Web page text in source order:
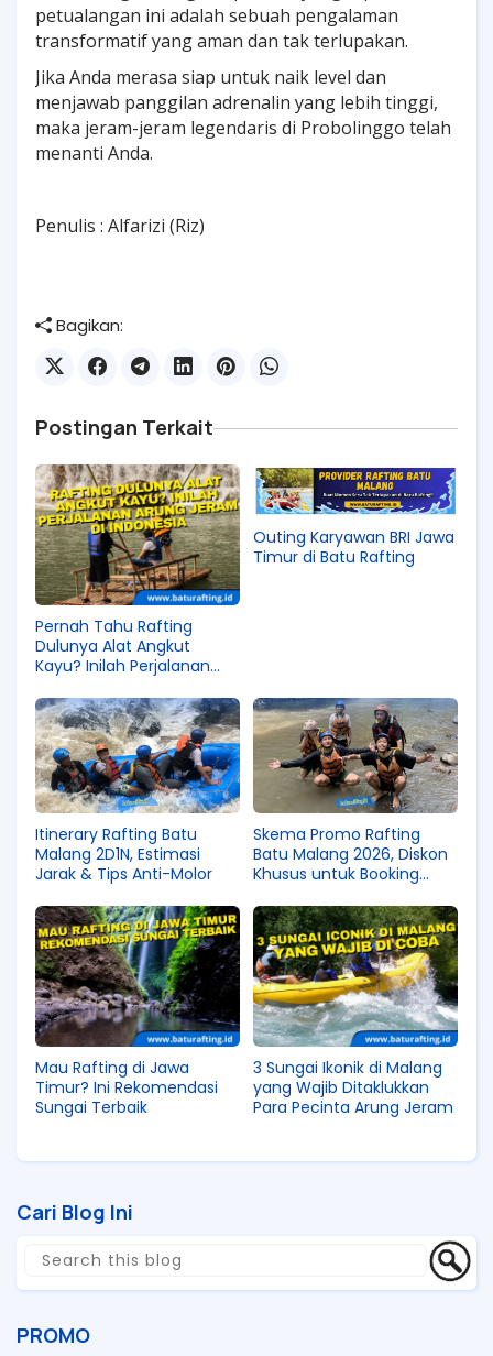
petualangan ini adalah sebuah pengalaman
transformatif yang aman dan tak terlupakan.
Jika Anda merasa siap untuk naik level dan
menjawab panggilan adrenalin yang lebih tinggi,
maka jeram-jeram legendaris di Probolinggo telah
menanti Anda.
Penulis : Alfarizi (Riz)
Bagikan:
Postingan Terkait
Pernah Tahu Rafting
Dulunya Alat Angkut
Kayu? Inilah Perjalanan
Outing Karyawan BRI Jawa
Timur di Batu Rafting
Itinerary Rafting Batu
Malang 2D1N, Estimasi
Jarak & Tips Anti-Molor
Skema Promo Rafting
Batu Malang 2026, Diskon
Khusus untuk Booking
Mau Rafting di Jawa
Timur? Ini Rekomendasi
Sungai Terbaik
3 Sungai Ikonik di Malang
yang Wajib Ditaklukkan
Para Pecinta Arung Jeram
Cari Blog Ini
PROMO